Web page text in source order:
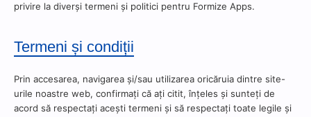
privire la diverși termeni și politici pentru Formize Apps.
Termeni și condiții
Prin accesarea, navigarea și/sau utilizarea oricăruia dintre site-
urile noastre web, confirmați că ați citit, înțeles și sunteți de
acord să respectați acești termeni și să respectați toate legile și